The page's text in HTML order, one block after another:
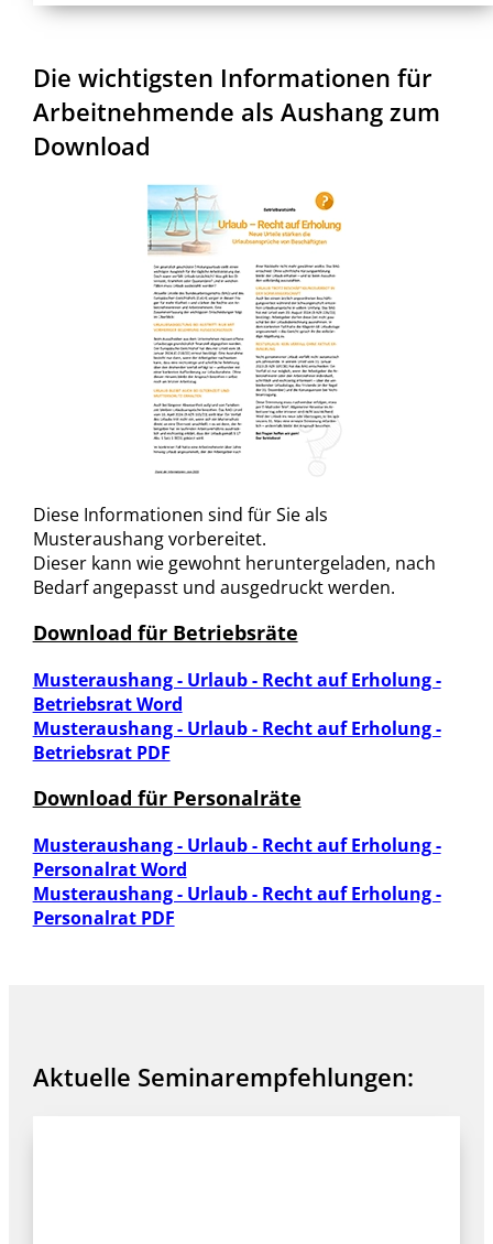
Die wichtigsten Informationen für
Arbeitnehmende als Aushang zum
Download
Diese Informationen sind für Sie als
Musteraushang vorbereitet.
Dieser kann wie gewohnt heruntergeladen, nach
Bedarf angepasst und ausgedruckt werden.
Download für Betriebsräte
Musteraushang - Urlaub - Recht auf Erholung -
Betriebsrat Word
Musteraushang - Urlaub - Recht auf Erholung -
Betriebsrat PDF
Download für Personalräte
Musteraushang - Urlaub - Recht auf Erholung -
Personalrat Word
Musteraushang - Urlaub - Recht auf Erholung -
Personalrat PDF
Aktuelle Seminarempfehlungen: